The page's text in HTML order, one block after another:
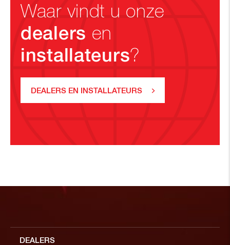
Waar vindt u onze
dealers en
installateurs?
DEALERS EN INSTALLATEURS
DEALERS